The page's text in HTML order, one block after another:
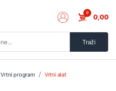
Traži
0 0,00
Vrtni program Vrtni alat